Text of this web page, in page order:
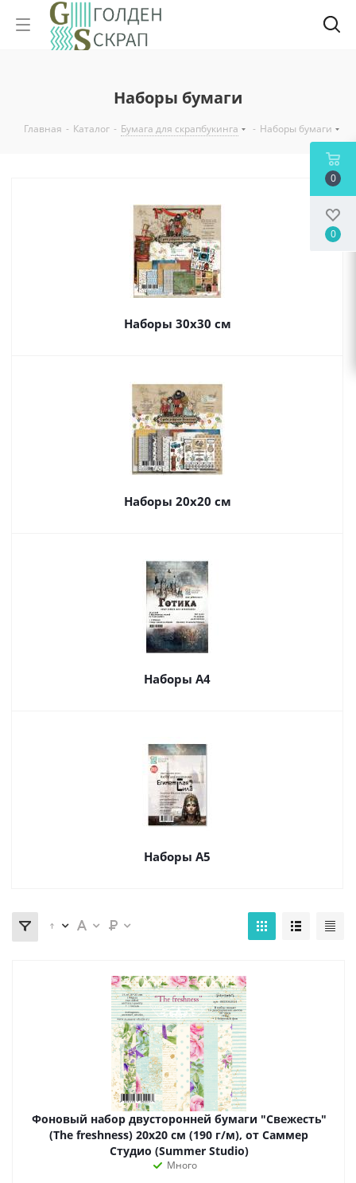
Наборы бумаги
Главная - Каталог - Бумага для скрапбукинга - Наборы бумаги
Наборы 30х30 см
Наборы 20х20 см
Наборы А4
Наборы А5
Фоновый набор двусторонней бумаги "Свежесть"
(The freshness) 20х20 см (190 г/м), от Саммер
Студио (Summer Studio)
Много
0
0